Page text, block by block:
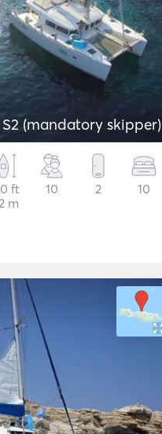
(mandatory skipper)
ft
m
10 2 10